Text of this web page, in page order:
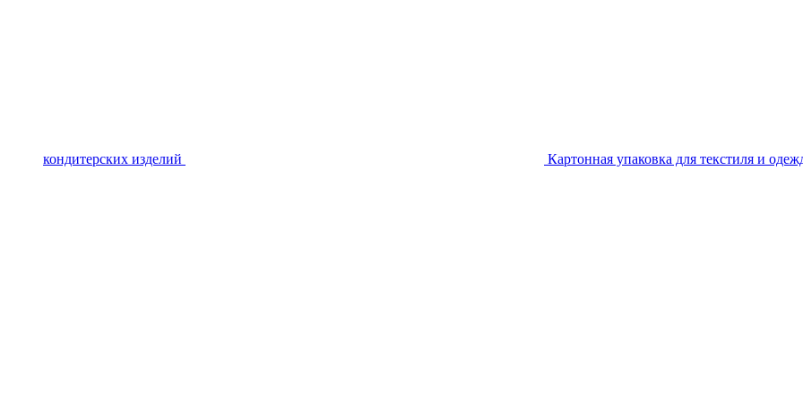
кондитерских изделий Картонная упаковка для текстиля и